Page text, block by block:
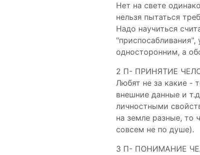
Нет на свете
нельзя пытаться
Надо научиться
односторонним, а
2 П- ПРИНЯТИЕ
Любят не за какие -
внешние данные и
личностными
на земле разные, то
совсем не по душе).
3 П- ПОНИМАНИЕ